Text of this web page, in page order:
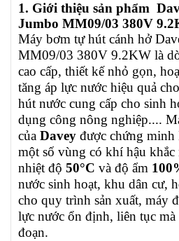
1. Giới thiệu sản phẩm
Jumbo MM09/03 380V
Máy bơm tự hút cánh hở
MM09/03 380V 9.2KW là
cao cấp, thiết kế nhỏ gọn,
tăng áp lực nước hiệu quả
hút nước cung cấp cho sinh
dụng công nông nghiệp....
của Davey được chứng minh
một số vùng có khí hậu
nhiệt độ 50°C và độ ẩm
nước sinh hoạt, khu dân cư,
cho quy trình sản xuất, máy
lực nước ổn định, liên tục
đoạn.